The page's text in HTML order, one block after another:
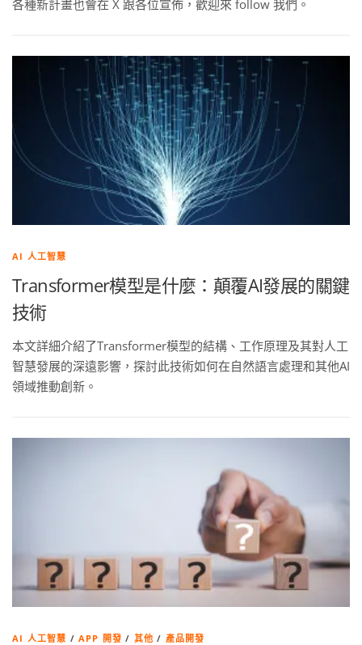
各種新計畫也會在 X 跟各位宣佈，歡迎來 follow 我們。
AI 人工智慧
Transformer模型是什麼：顛覆AI發展的關鍵
技術
本文詳細介紹了Transformer模型的結構、工作原理及其對人工
智慧發展的深遠影響，探討此技術如何在自然語言處理和其他AI
領域推動創新。
AI 人工智慧 /APP 開發 / 其他 / 產品開發